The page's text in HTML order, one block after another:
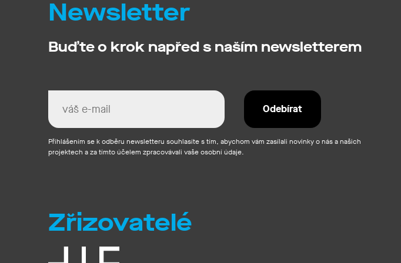
Newsletter
Buďte o krok napřed s naším newsletterem
Přihlášením se k odběru newsletteru souhlasíte s tím, abychom vám zasílali novinky o nás a našich
projektech a za tímto účelem zpracovávali vaše osobní údaje.
Zřizovatelé